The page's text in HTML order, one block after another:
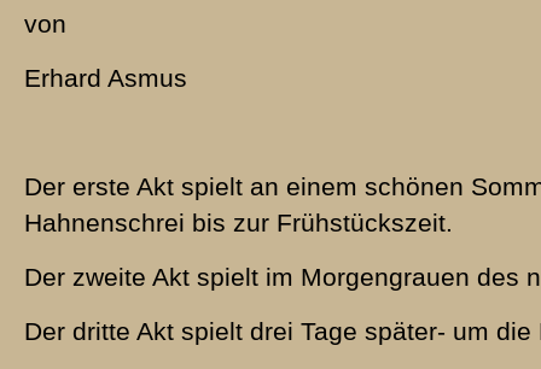
von
Erhard Asmus
Der erste Akt spielt an einem schönen
Hahnenschrei bis zur Frühstückszeit.
Der zweite Akt spielt im Morgengrauen des
Der dritte Akt spielt drei Tage später- um